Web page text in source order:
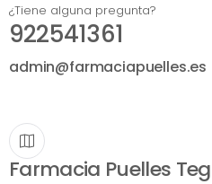
¿Tiene alguna pregunta?
922541361
admin@farmaciapuelles.es
Farmacia Puelles